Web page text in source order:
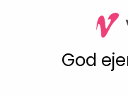
God